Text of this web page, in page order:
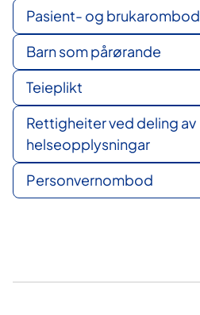
Pasient- og brukarombod
Barn som pårørande
Teieplikt
Rettigheiter ved deling av
helseopplysningar
Personvernombod